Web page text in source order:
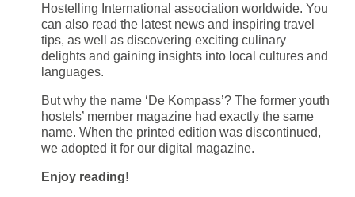
Hostelling International association worldwide. You
can also read the latest news and inspiring travel
tips, as well as discovering exciting culinary
delights and gaining insights into local cultures and
languages.
But why the name ‘De Kompass’? The former youth
hostels’ member magazine had exactly the same
name. When the printed edition was discontinued,
we adopted it for our digital magazine.
Enjoy reading!